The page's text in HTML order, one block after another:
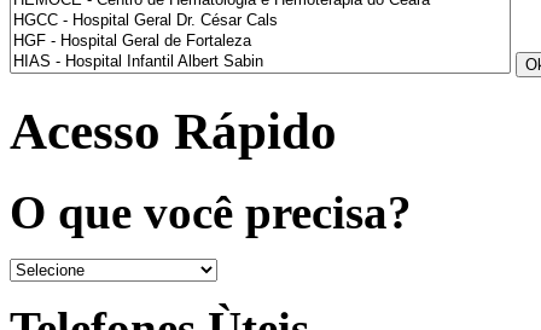
Acesso Rápido
O que você precisa?